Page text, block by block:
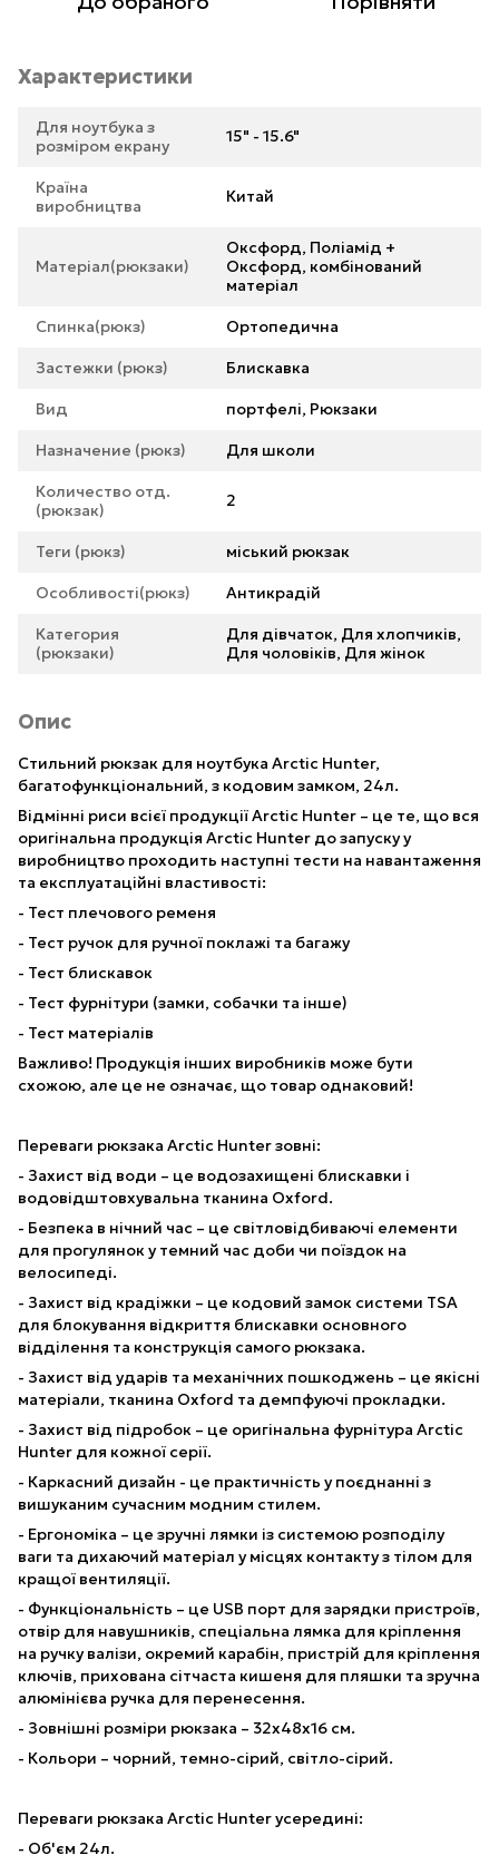
Характеристики
Для ноутбука з
розміром екрану
15" - 15.6"
Країна
виробництва
Китай
Матеріал(рюкзаки)
Оксфорд, Поліамід +
Оксфорд, комбінований
матеріал
Спинка(рюкз) Ортопедична
Застежки (рюкз) Блискавка
Вид портфелі, Рюкзаки
Назначение (рюкз) Для школи
Количество отд.
(рюкзак)
2
Теги (рюкз) міський рюкзак
Особливості(рюкз) Антикрадій
Категория
(рюкзаки)
Для дівчаток, Для хлопчиків,
Для чоловіків, Для жінок
Опис
Стильний рюкзак для ноутбука Arctic Hunter,
багатофункціональний, з кодовим замком, 24л.
Відмінні риси всієї продукції Arctic Hunter – це те, що вся
оригінальна продукція Arctic Hunter до запуску у
виробництво проходить наступні тести на навантаження
та експлуатаційні властивості:
- Тест плечового ременя
- Тест ручок для ручної поклажі та багажу
- Тест блискавок
- Тест фурнітури (замки, собачки та інше)
- Тест матеріалів
Важливо! Продукція інших виробників може бути
схожою, але це не означає, що товар однаковий!
Переваги рюкзака Arctic Hunter зовні:
- Захист від води – це водозахищені блискавки і
водовідштовхувальна тканина Oxford.
- Безпека в нічний час – це світловідбиваючі елементи
для прогулянок у темний час доби чи поїздок на
велосипеді.
- Захист від крадіжки – це кодовий замок системи TSA
для блокування відкриття блискавки основного
відділення та конструкція самого рюкзака.
- Захист від ударів та механічних пошкоджень – це якісні
матеріали, тканина Oxford та демпфуючі прокладки.
- Захист від підробок – це оригінальна фурнітура Arctic
Hunter для кожної серії.
- Каркасний дизайн - це практичність у поєднанні з
вишуканим сучасним модним стилем.
- Ергономіка – це зручні лямки із системою розподілу
ваги та дихаючий матеріал у місцях контакту з тілом для
кращої вентиляції.
- Функціональність – це USB порт для зарядки пристроїв,
отвір для навушників, спеціальна лямка для кріплення
на ручку валізи, окремий карабін, пристрій для кріплення
ключів, прихована сітчаста кишеня для пляшки та зручна
алюмінієва ручка для перенесення.
- Зовнішні розміри рюкзака – 32х48х16 см.
- Кольори – чорний, темно-сірий, світло-сірий.
Переваги рюкзака Arctic Hunter усередині:
- Об'єм 24л.